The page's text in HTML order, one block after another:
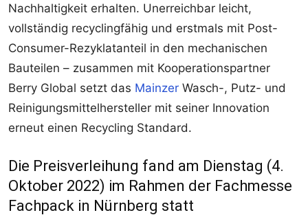
Nachhaltigkeit erhalten. Unerreichbar leicht,
vollständig recyclingfähig und erstmals mit Post-
Consumer-Rezyklatanteil in den mechanischen
Bauteilen – zusammen mit Kooperationspartner
Berry Global setzt das Mainzer Wasch-, Putz- und
Reinigungsmittelhersteller mit seiner Innovation
erneut einen Recycling Standard.
Die Preisverleihung fand am Dienstag (4.
Oktober 2022) im Rahmen der Fachmesse
Fachpack in Nürnberg statt